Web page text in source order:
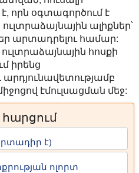
որն օգտագործում է
ալիքներ՝
արտադրելու համար:
հոսքի
իրենց
էմուլսացման մեջ:
է)
ոլորտ